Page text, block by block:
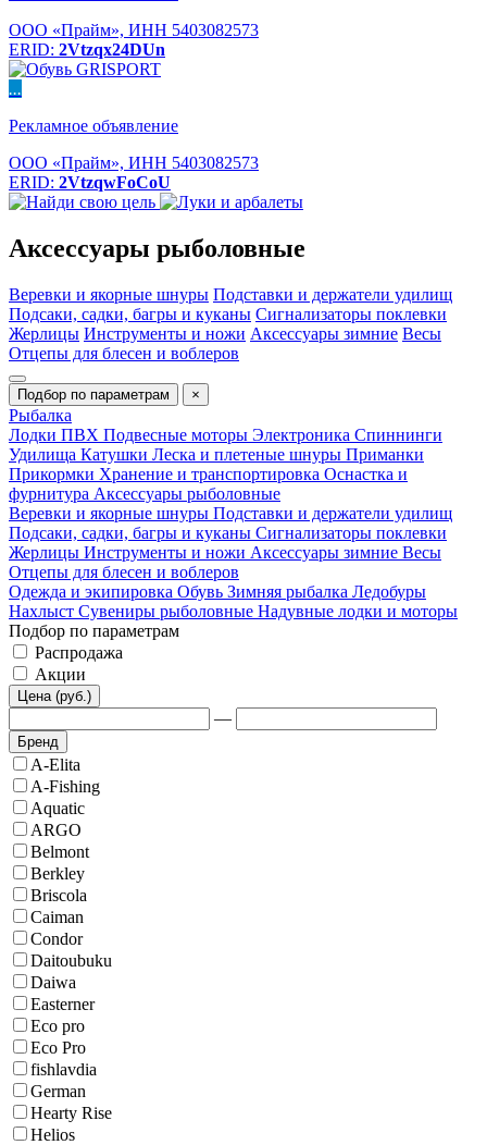
ООО «Прайм», ИНН 5403082573
ERID: 2Vtzqx24DUn
...
Рекламное объявление
ООО «Прайм», ИНН 5403082573
ERID: 2VtzqwFoCoU
Аксессуары рыболовные
Веревки и якорные шнуры Подставки и держатели удилищ
Подсаки, садки, багры и куканы Сигнализаторы поклевки
Жерлицы Инструменты и ножи Аксессуары зимние Весы
Отцепы для блесен и воблеров
Подбор по параметрам ×
Рыбалка
Лодки ПВХ Подвесные моторы Электроника Спиннинги
Удилища Катушки Леска и плетеные шнуры Приманки
Прикормки Хранение и транспортировка Оснастка и
фурнитура Аксессуары рыболовные
Веревки и якорные шнуры Подставки и держатели удилищ
Подсаки, садки, багры и куканы Сигнализаторы поклевки
Жерлицы Инструменты и ножи Аксессуары зимние Весы
Отцепы для блесен и воблеров
Одежда и экипировка Обувь Зимняя рыбалка Ледобуры
Нахлыст Сувениры рыболовные Надувные лодки и моторы
Подбор по параметрам
Распродажа
Акции
Цена (руб.)
—
Бренд
A-Elita
A-Fishing
Aquatic
ARGO
Belmont
Berkley
Briscola
Caiman
Condor
Daitoubuku
Daiwa
Easterner
Eco pro
Eco Pro
fishlavdia
German
Hearty Rise
Helios